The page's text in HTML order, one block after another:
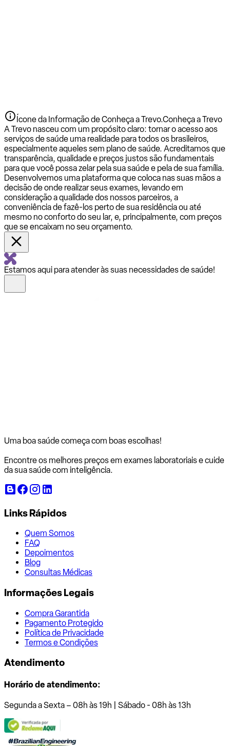
Ícone da Informação de Conheça a Trevo.Conheça a Trevo
A Trevo nasceu com um propósito claro: tornar o acesso aos
serviços de saúde uma realidade para todos os brasileiros,
especialmente aqueles sem plano de saúde. Acreditamos que
transparência, qualidade e preços justos são fundamentais
para que você possa zelar pela sua saúde e pela de sua família.
Desenvolvemos uma plataforma que coloca nas suas mãos a
decisão de onde realizar seus exames, levando em
consideração a qualidade dos nossos parceiros, a
conveniência de fazê-los perto de sua residência ou até
mesmo no conforto do seu lar, e, principalmente, com preços
que se encaixam no seu orçamento.
Estamos aqui para atender às suas necessidades de saúde!
Uma boa saúde começa com boas escolhas!
Encontre os melhores preços em exames laboratoriais e cuide
da sua saúde com inteligência.
Links Rápidos
Quem Somos
FAQ
Depoimentos
Blog
Consultas Médicas
Informações Legais
Compra Garantida
Pagamento Protegido
Política de Privacidade
Termos e Condições
Atendimento
Horário de atendimento:
Segunda a Sexta – 08h às 19h | Sábado - 08h às 13h